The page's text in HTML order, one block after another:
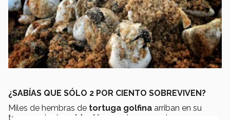
¿SABÍAS QUE SÓLO 2 POR CIENTO SOBREVIVEN?
Miles de hembras de tortuga golfina arriban en su
temporada de
anidación para buscar un lugar